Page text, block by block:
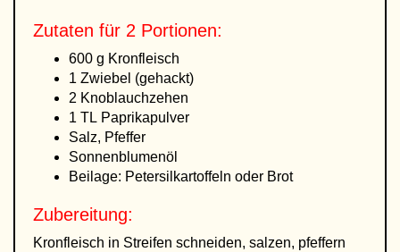
Zutaten für 2 Portionen:
600 g Kronfleisch
1 Zwiebel (gehackt)
2 Knoblauchzehen
1 TL Paprikapulver
Salz, Pfeffer
Sonnenblumenöl
Beilage: Petersilkartoffeln oder Brot
Zubereitung:
Kronfleisch in Streifen schneiden, salzen, pfeffern